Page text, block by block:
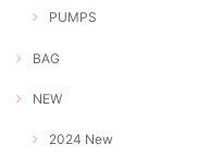
PUMPS
BAG
NEW
2024 New